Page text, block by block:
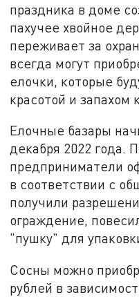
праздника в доме
пахучее хвойное
переживает за
всегда могут
елочки, которые
красотой и запахом
Елочные базары
декабря 2022 года.
предприниматели
в соответствии с
получили
ограждение,
"пушку" для
Сосны можно
рублей в